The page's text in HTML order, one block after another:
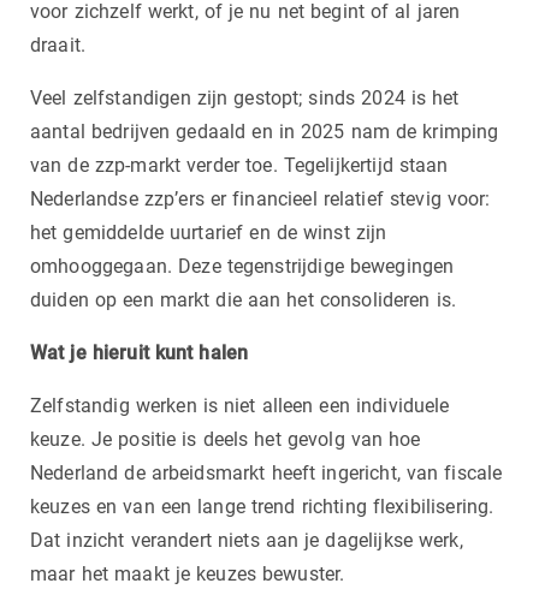
voor zichzelf werkt, of je nu net begint of al jaren
draait.
Veel zelfstandigen zijn gestopt; sinds 2024 is het
aantal bedrijven gedaald en in 2025 nam de krimping
van de zzp-markt verder toe. Tegelijkertijd staan
Nederlandse zzp’ers er financieel relatief stevig voor:
het gemiddelde uurtarief en de winst zijn
omhooggegaan. Deze tegenstrijdige bewegingen
duiden op een markt die aan het consolideren is.
Wat je hieruit kunt halen
Zelfstandig werken is niet alleen een individuele
keuze. Je positie is deels het gevolg van hoe
Nederland de arbeidsmarkt heeft ingericht, van fiscale
keuzes en van een lange trend richting flexibilisering.
Dat inzicht verandert niets aan je dagelijkse werk,
maar het maakt je keuzes bewuster.